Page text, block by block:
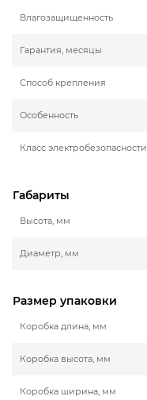
Влагозащищенность
Гарантия, месяцы
Способ крепления
Особенность
Класс электробезопасности
Габариты
Высота, мм
Диаметр, мм
Размер упаковки
Коробка длина, мм
Коробка высота, мм
Коробка ширина, мм